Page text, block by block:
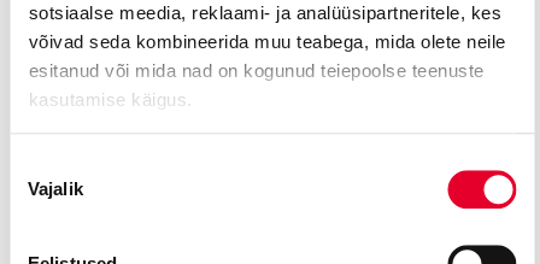
sotsiaalse meedia, reklaami- ja analüüsipartneritele, kes
võivad seda kombineerida muu teabega, mida olete neile
esitanud või mida nad on kogunud teiepoolse teenuste
kasutamise käigus.
valik
Vajalik
Foto: Rain Jüristo
LASTELE /